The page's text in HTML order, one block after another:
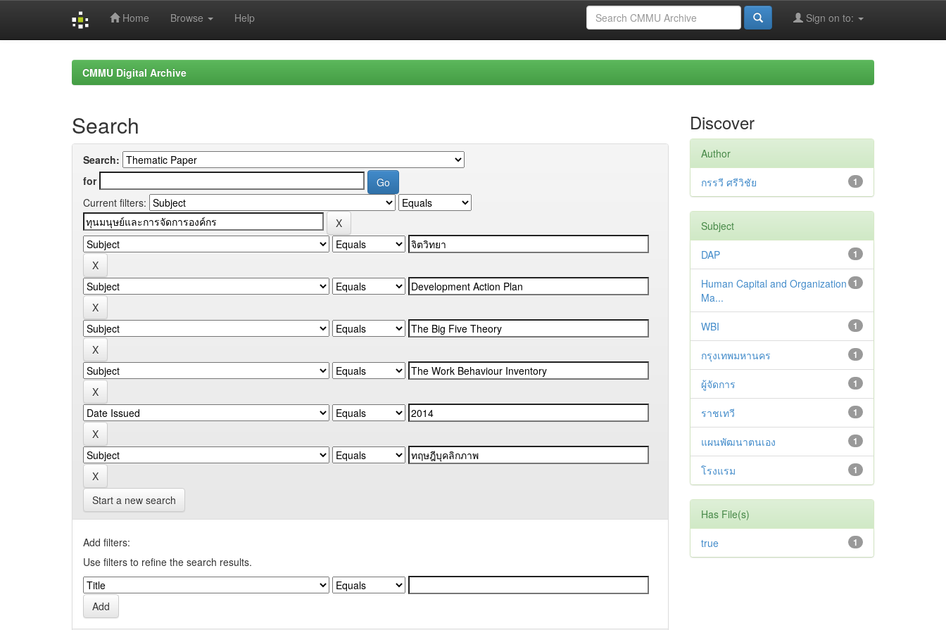
Home Browse Help Sign on to:
CMMU Digital Archive
Search
Search:
for
Current filters:
Start a new search
Add filters:
Use filters to refine the search results.
Discover
Author
1
กรรวี ศรีวิชัย
Subject
1
DAP
1
Human Capital and Organization
Ma...
1
WBI
1
กรุงเทพมหานคร
1
ผู้จัดการ
1
ราชเทวี
1
แผนพัฒนาตนเอง
1
โรงแรม
Has File(s)
1
true